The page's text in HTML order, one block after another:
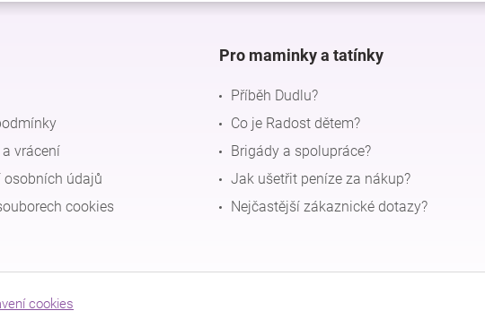
vrácení
osobních údajů
cookies
Pro maminky a tatínky
Příběh Dudlu?
Co je Radost dětem?
Brigády a spolupráce?
Jak ušetřit peníze za nákup?
Nejčastější zákaznické dotazy?
cookies